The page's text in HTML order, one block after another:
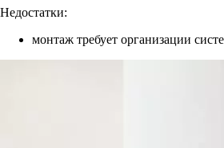
Недостатки:
монтаж требует организации